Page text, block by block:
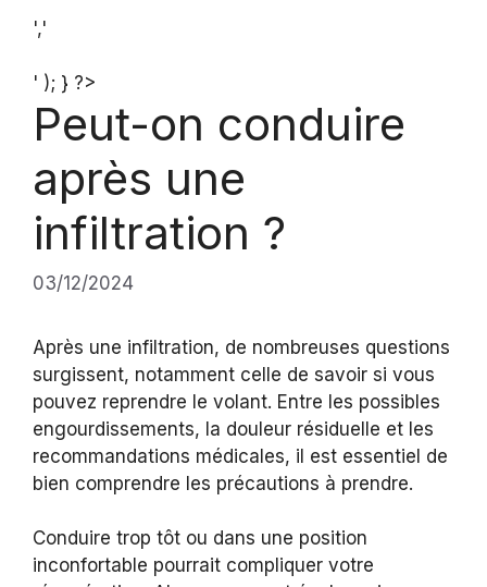
','
' ); } ?>
Peut-on conduire
après une
infiltration ?
03/12/2024
Après une infiltration, de nombreuses questions
surgissent, notamment celle de savoir si vous
pouvez reprendre le volant. Entre les possibles
engourdissements, la douleur résiduelle et les
recommandations médicales, il est essentiel de
bien comprendre les précautions à prendre.
Conduire trop tôt ou dans une position
inconfortable pourrait compliquer votre